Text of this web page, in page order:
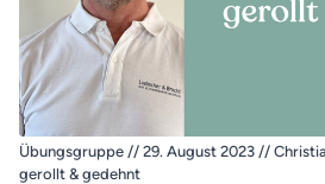
Übungsgruppe // 29. August 2023 //
gerollt & gedehnt